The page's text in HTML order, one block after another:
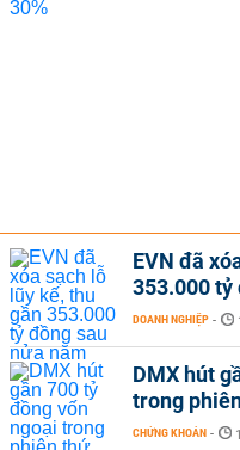
EVN đã
353.000 tỷ
DOANH NGHIỆP -
DMX hút
trong
CHỨNG KHOÁN -